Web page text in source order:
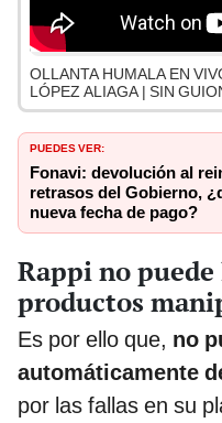
OLLANTA HUMALA EN
LÓPEZ ALIAGA | SIN
PUEDES VER:
Fonavi: devolución al
retrasos del Gobierno,
nueva fecha de pago?
Rappi no
productos
Es por ello que, no
automáticamente
por las fallas en su